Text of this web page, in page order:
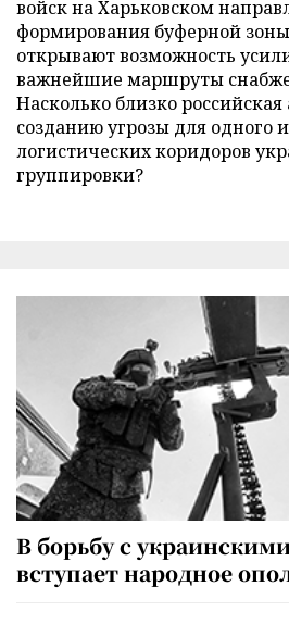
войск на Харьковском
формирования буферной
открывают возможность
важнейшие маршруты
Насколько близко
созданию угрозы для одного
логистических коридоров
группировки?
В борьбу с
вступает народное